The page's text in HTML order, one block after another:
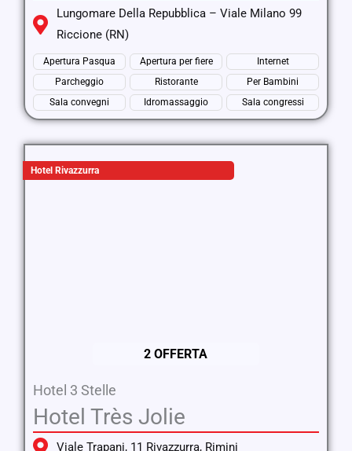
Lungomare Della Repubblica – Viale Milano 99
Riccione (RN)
Apertura Pasqua Apertura per fiere
Internet
Parcheggio
Ristorante
Per Bambini
Sala convegni
Idromassaggio Sala congressi
2 OFFERTA
Hotel Rivazzurra
Hotel 3 Stelle
Hotel Très Jolie
Viale Trapani, 11 Rivazzurra, Rimini